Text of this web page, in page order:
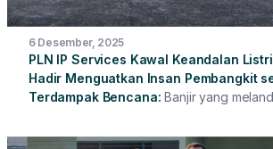
6 Desember, 2025
PLN IP Services Kawal Keandalan
Hadir Menguatkan Insan Pembangkit
Terdampak Bencana Banjir yang
serta lingkungan di sekitar pembangkit